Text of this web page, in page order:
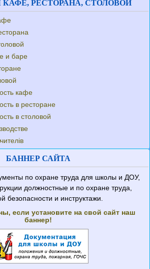
РЕСТОРАНА, СТОЛОВОЙ
и баре
кафе
в ресторане
в столовой
БАННЕР САЙТА
по охране труда для школы и ДОУ,
должностные и по охране труда,
безопасности и инструктажи.
если установите на свой сайт наш
баннер!